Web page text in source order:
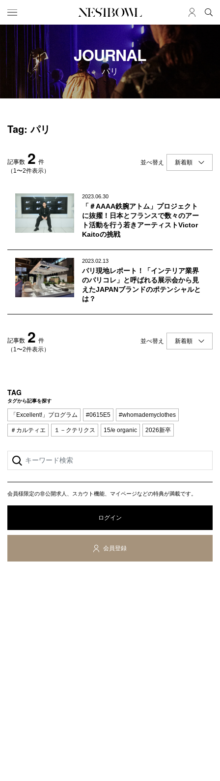
HOME
求人検索
新着求人
ブランド一覧
インタビュー
ニュース＆イベント
データ
SERVICE
初めての方へ
企業担当の方へ
ログイン
会員登録
プライバシーポリシー
利用規約
JOURNAL
パリ
Tag: パリ
記事数 2 件
（1〜2件表示）
並べ替え
2023.06.30
「＃AAAA鉄腕アトム」プロジェクト
に抜擢！日本とフランスで数々のアー
ト活動を行う若きアーティストVictor
Kaitoの挑戦
2023.02.13
パリ現地レポート！「インテリア業界
のパリコレ」と呼ばれる展示会から見
えたJAPANブランドのポテンシャルと
は？
記事数 2 件
（1〜2件表示）
並べ替え
TAG
タグから記事を探す
「Excellent!」プログラム #0615E5 #whomademyclothes
＃カルティエ １－クテリクス 15/e organic 2026新卒
会員様限定の非公開求人、スカウト機能、マイページなどの特典が満載です。
ログイン
会員登録